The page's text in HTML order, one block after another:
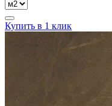
Купить в 1 клик